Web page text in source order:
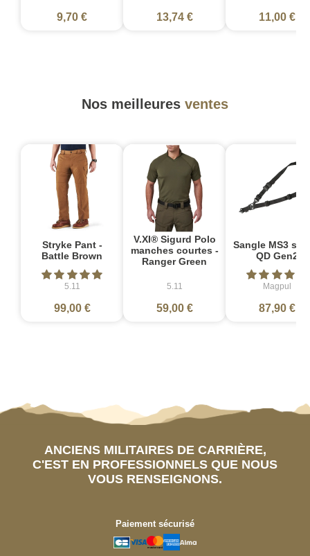
9,70 € 13,74 € 11,00 €
Nos meilleures ventes
Stryke Pant -
Battle Brown
5.11
99,00 €
V.XI® Sigurd Polo
manches courtes -
Ranger Green
5.11
59,00 €
Sangle MS3
QD Gen2
Magpul
87,90 €
ANCIENS MILITAIRES DE CARRIÈRE,
C'EST EN PROFESSIONNELS QUE NOUS
VOUS RENSEIGNONS.
Paiement sécurisé